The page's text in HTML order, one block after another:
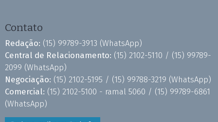
Contato
Redação: (15) 99789-3913 (WhatsApp)
Central de Relacionamento: (15) 2102-5110 / (15) 99789-
2099 (WhatsApp)
Negociação: (15) 2102-5195 / (15) 99788-3219 (WhatsApp)
Comercial: (15) 2102-5100 - ramal 5060 / (15) 99789-6861
(WhatsApp)